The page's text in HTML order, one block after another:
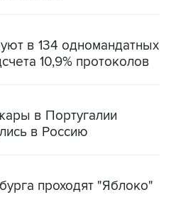
в 134 одномандатных
10,9% протоколов
в Португалии
в Россию
проходят "Яблоко"